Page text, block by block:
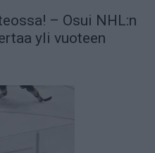
– Osui NHL:n
yli vuoteen